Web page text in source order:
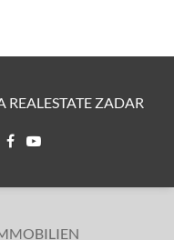
REALESTATE ZADAR